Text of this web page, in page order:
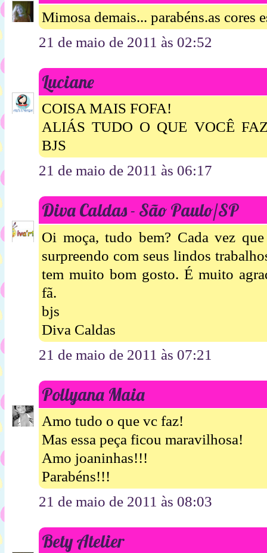
Mimosa demais... parabéns.as cores
21 de maio de 2011 às 02:52
Luciane
COISA MAIS FOFA!
ALIÁS TUDO O QUE VOCÊ
BJS
21 de maio de 2011 às 06:17
Diva Caldas - São Paulo/SP
Oi moça, tudo bem? Cada vez
surpreendo com seus lindos
tem muito bom gosto. É muito
fã.
bjs
Diva Caldas
21 de maio de 2011 às 07:21
Pollyana Maia
Amo tudo o que vc faz!
Mas essa peça ficou maravilhosa!
Amo joaninhas!!!
Parabéns!!!
21 de maio de 2011 às 08:03
Bety Atelier